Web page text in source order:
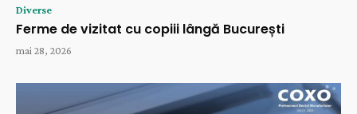
Diverse
Ferme de vizitat cu copiii lângă București
mai 28, 2026